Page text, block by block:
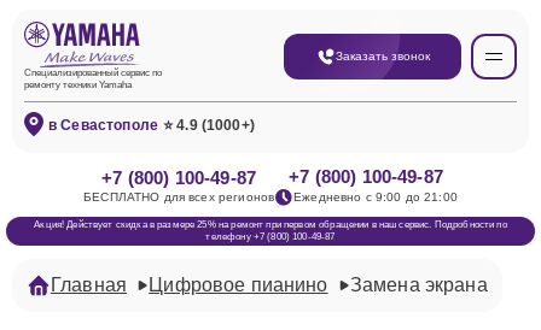
Специализированный сервис по
ремонту техники Yamaha
Заказать звонок
в Севастополе ⭐ 4.9 (1000+)
+7 (800) 100-49-87
БЕСПЛАТНО для всех регионов
+7 (800) 100-49-87
Ежедневно с 9:00 до 21:00
Акция! Действует скидка в размере 25% на ремонт при первом обращении в наш сервис. Подробности по
телефону +7 (800) 100-49-87
Главная Цифровое пианино Замена экрана